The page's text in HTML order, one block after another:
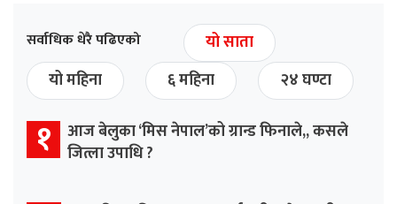
सर्वाधिक धेरै पढिएको
यो साता
यो महिना
६ महिना २४ घण्टा
१ आज बेलुका ‘मिस नेपाल’को ग्रान्ड फिनाले,, कसले
जित्ला उपाधि ?